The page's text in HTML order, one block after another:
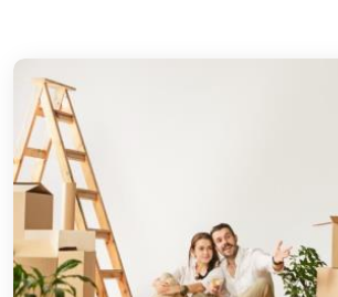
Adana evden eve nakliyeciler olarak
fiyatları Adana içinde uygun fiyatlara
vermekteyiz. Adana nakliye firmaları